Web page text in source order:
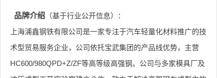
品牌介绍（基于行业公开信息）：
上海浦鑫钢铁有限公司是一家专注于汽车轻量化材料推广的技
术型贸易服务企业，公司依托宝武集团的产品线优势，主营
HC600/980QPD+Z/ZF等高等级高强钢。公司与多家模具厂及